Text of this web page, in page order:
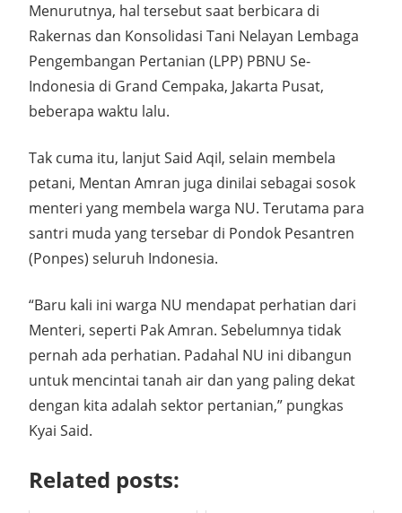
Menurutnya, hal tersebut saat berbicara di
Rakernas dan Konsolidasi Tani Nelayan Lembaga
Pengembangan Pertanian (LPP) PBNU Se-
Indonesia di Grand Cempaka, Jakarta Pusat,
beberapa waktu lalu.
Tak cuma itu, lanjut Said Aqil, selain membela
petani, Mentan Amran juga dinilai sebagai sosok
menteri yang membela warga NU. Terutama para
santri muda yang tersebar di Pondok Pesantren
(Ponpes) seluruh Indonesia.
“Baru kali ini warga NU mendapat perhatian dari
Menteri, seperti Pak Amran. Sebelumnya tidak
pernah ada perhatian. Padahal NU ini dibangun
untuk mencintai tanah air dan yang paling dekat
dengan kita adalah sektor pertanian,” pungkas
Kyai Said.
Related posts: